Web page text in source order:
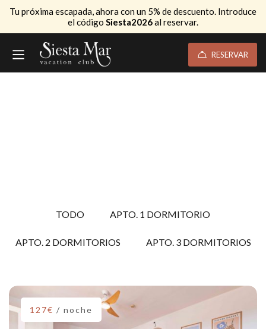
Tu próxima escapada, ahora con un 5% de descuento. Introduce
el código Siesta2026al reservar.
RESERVAR
TODO APTO. 1 DORMITORIO
APTO. 2 DORMITORIOS APTO. 3 DORMITORIOS
127€ / noche